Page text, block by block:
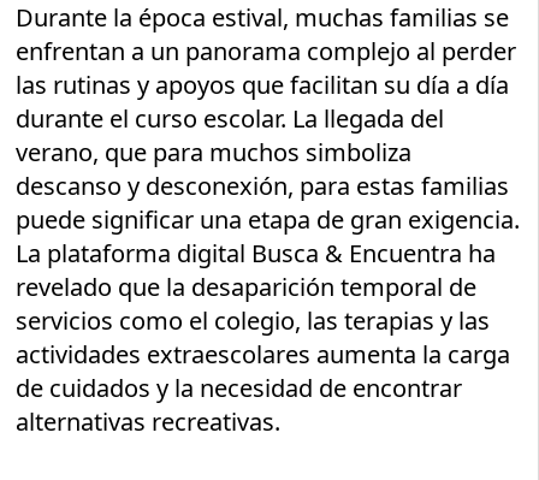
Durante la época estival, muchas familias se
enfrentan a un panorama complejo al perder
las rutinas y apoyos que facilitan su día a día
durante el curso escolar. La llegada del
verano, que para muchos simboliza
descanso y desconexión, para estas familias
puede significar una etapa de gran exigencia.
La plataforma digital Busca & Encuentra ha
revelado que la desaparición temporal de
servicios como el colegio, las terapias y las
actividades extraescolares aumenta la carga
de cuidados y la necesidad de encontrar
alternativas recreativas.